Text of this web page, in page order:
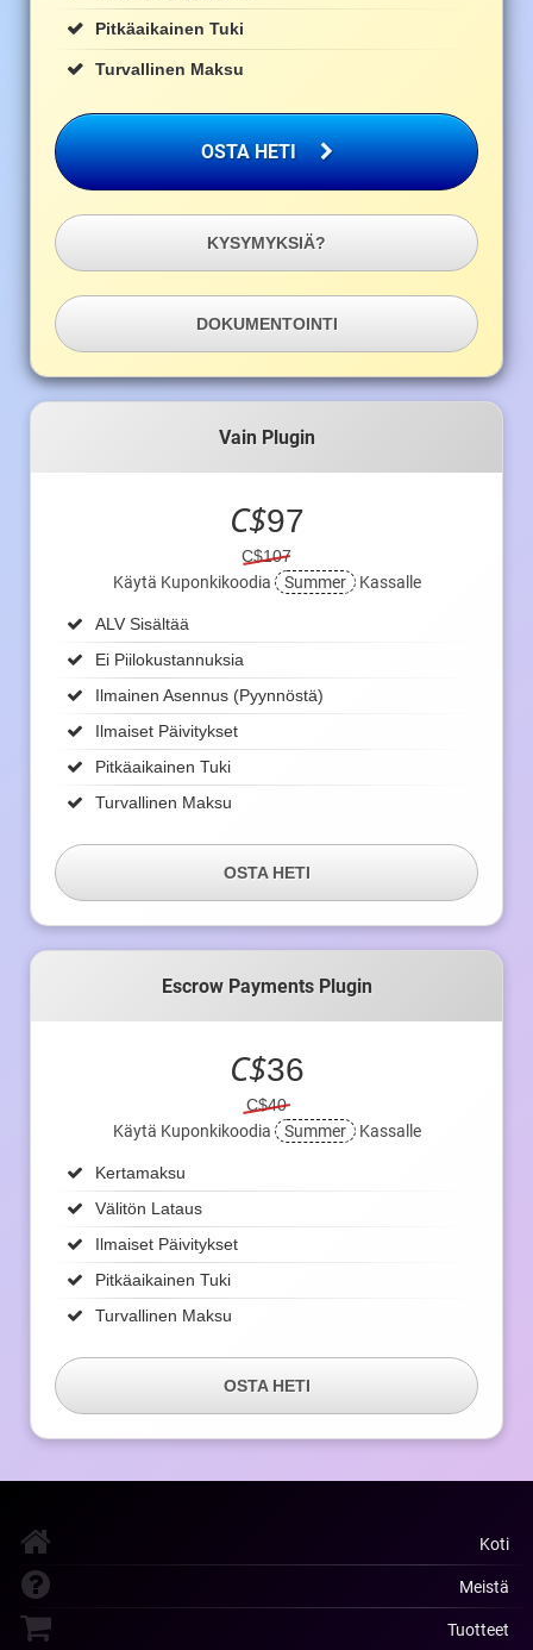
Pitkäaikainen Tuki
Turvallinen Maksu
OSTA HETI
KYSYMYKSIÄ?
DOKUMENTOINTI
Vain Plugin
C$97
C$107
Käytä Kuponkikoodia
Summer Kassalle
ALV Sisältää
Ei Piilokustannuksia
Ilmainen Asennus (pyynnöstä)
Ilmaiset Päivitykset
Pitkäaikainen Tuki
Turvallinen Maksu
OSTA HETI
Escrow Payments Plugin
C$36
C$40
Käytä Kuponkikoodia
Summer Kassalle
Kertamaksu
Välitön Lataus
Ilmaiset Päivitykset
Pitkäaikainen Tuki
Turvallinen Maksu
OSTA HETI
Koti
Meistä
Tuotteet